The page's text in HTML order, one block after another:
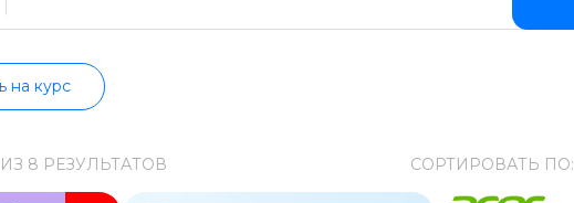
Web-разработка
на курс
ИЗ 8 РЕЗУЛЬТАТОВ СОРТИРОВАТЬ ПО: